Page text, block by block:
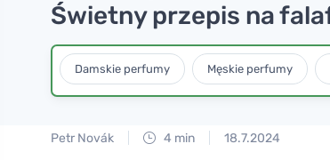
Świetny przepis na
Damskie perfumy Męskie perfumy
Petr Novák 4 min 18.7.2024